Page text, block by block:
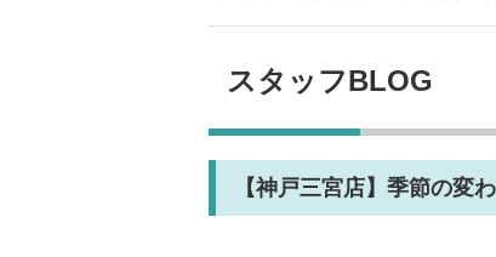
スタッフBLOG
【神戸三宮店】季節の変